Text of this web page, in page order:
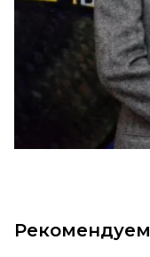
Рекомендуем